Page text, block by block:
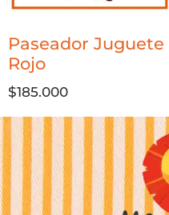
Paseador Juguete
Rojo
$185.000